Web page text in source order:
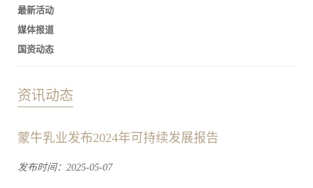
最新活动
媒体报道
国资动态
资讯动态
蒙牛乳业发布2024年可持续发展报告
发布时间：2025-05-07